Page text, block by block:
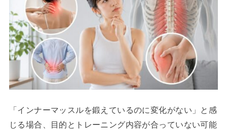
「インナーマッスルを鍛えているのに変化がない」と感
じる場合、目的とトレーニング内容が合っていない可能